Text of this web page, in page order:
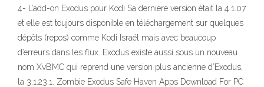
4- L’add-on Exodus pour Kodi Sa dernière version était la 4.1.07
et elle est toujours disponible en téléchargement sur quelques
dépôts (repos) comme Kodi Israël mais avec beaucoup
d’erreurs dans les flux. Exodus existe aussi sous un nouveau
nom XvBMC qui reprend une version plus ancienne d’Exodus,
la 3.1.23.1. Zombie Exodus Safe Haven Apps Download For PC